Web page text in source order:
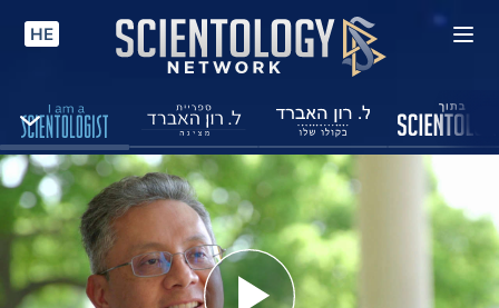
HE